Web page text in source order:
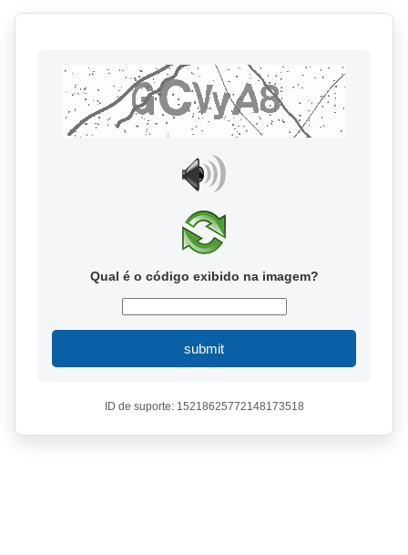
Qual é o código exibido na imagem?
submit
ID de suporte: 15218625772148173518